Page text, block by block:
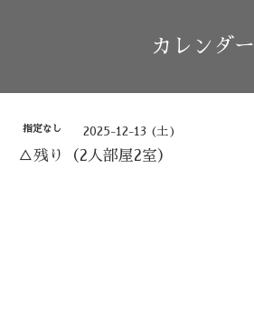
カレンダー
指定なし 2025-12-13 (土)
△残り（2人部屋2室）